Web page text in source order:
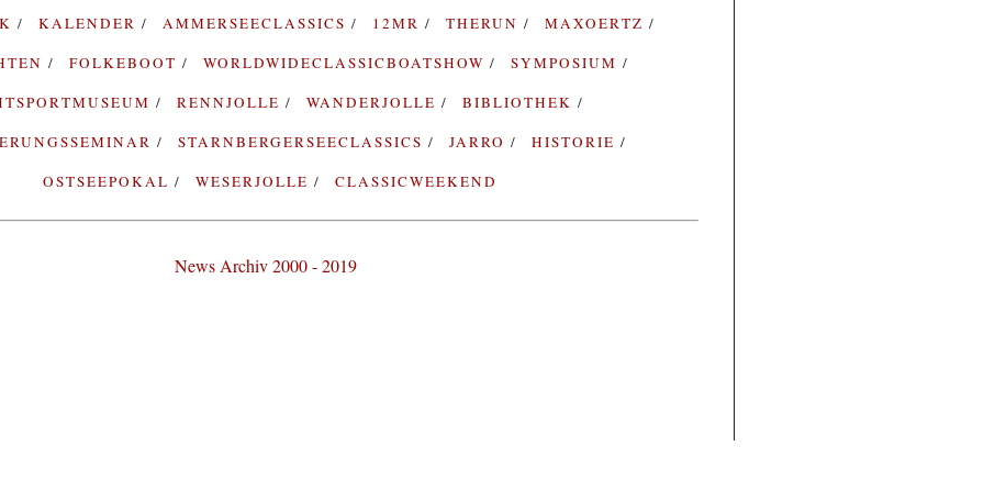
KALENDER AMMERSEECLASSICS 12MR THERUN
MAXOERTZ
FOLKEBOOT WORLDWIDECLASSICBOATSHOW
SYMPOSIUM
RENNJOLLE WANDERJOLLE
BIBLIOTHEK
STARNBERGERSEECLASSICS JARRO
HISTORIE
OSTSEEPOKAL
WESERJOLLE CLASSICWEEKEND
News Archiv 2000 - 2019